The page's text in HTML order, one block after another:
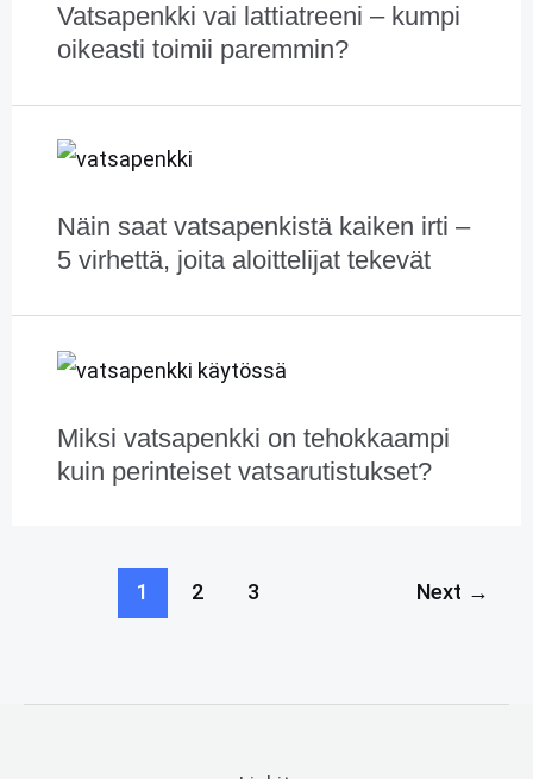
Vatsapenkki vai lattiatreeni – kumpi
oikeasti toimii paremmin?
Näin saat vatsapenkistä kaiken irti –
5 virhettä, joita aloittelijat tekevät
Miksi vatsapenkki on tehokkaampi
kuin perinteiset vatsarutistukset?
1 2 3 Next →